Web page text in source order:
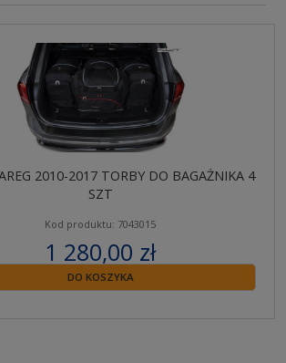
2010-2017 TORBY DO BAGAŻNIKA 4
SZT
Kod produktu: 7043015
1 280,00 zł
zawiera 23% VAT
DO KOSZYKA